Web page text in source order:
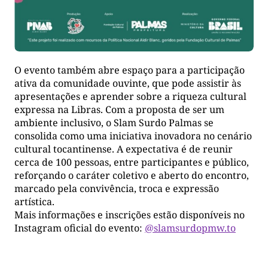
O evento também abre espaço para a participação
ativa da comunidade ouvinte, que pode assistir às
apresentações e aprender sobre a riqueza cultural
expressa na Libras. Com a proposta de ser um
ambiente inclusivo, o Slam Surdo Palmas se
consolida como uma iniciativa inovadora no cenário
cultural tocantinense. A expectativa é de reunir
cerca de 100 pessoas, entre participantes e público,
reforçando o caráter coletivo e aberto do encontro,
marcado pela convivência, troca e expressão
artística.
Mais informações e inscrições estão disponíveis no
Instagram oficial do evento: @slamsurdopmw.to